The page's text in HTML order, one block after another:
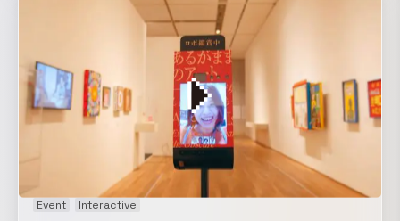
「Mayuu’s Chill Out Tunes」を、ASIACROSS、HATAMA、
SPOONと共に企画・制作しました。 Morning(朝)、
Afternoon(午後)、Evening(夕方)、Night(夜)、Midnight(真夜
中)、計5つのシチュエーションを制作し、合計約9時間の長編
となっています。起床して歯を磨くシーン、お昼ご飯を食べ
ながらリビングでくつろぐシーン、夕焼けをバックに電話を
するシーン、眠りにつく瞬間など、包み隠さないナチュラル
な横田さんと共に、音楽を楽しみながらまったりと1日を一緒
に過ごす体験ができます。横田さん自身が Japanese Hip
Hop 好きであるということから発想し、彼女のタレント性を
活かしたよりクオリティの高いBGVコンテンツにすること
Event Interactive